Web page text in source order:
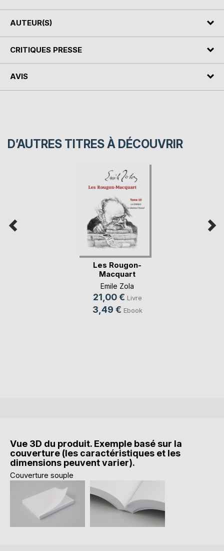
AUTEUR(S)
CRITIQUES PRESSE
AVIS
D’AUTRES TITRES À DÉCOUVRIR
Les Rougon-
Macquart
Emile Zola
21,00 € Livre
3,49 € Ebook
Vue 3D du produit. Exemple basé sur la
couverture (les caractéristiques et les
dimensions peuvent varier).
Couverture souple